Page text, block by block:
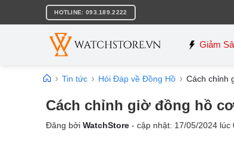
nội
HOTLINE: 093.189.2222
Giảm
Tin tức Hỏi Đáp về Đồng Hồ Cách chỉnh
Cách chỉnh giờ đồng hồ
Đăng bởi WatchStore - cập nhật: 17/05/2024 lúc